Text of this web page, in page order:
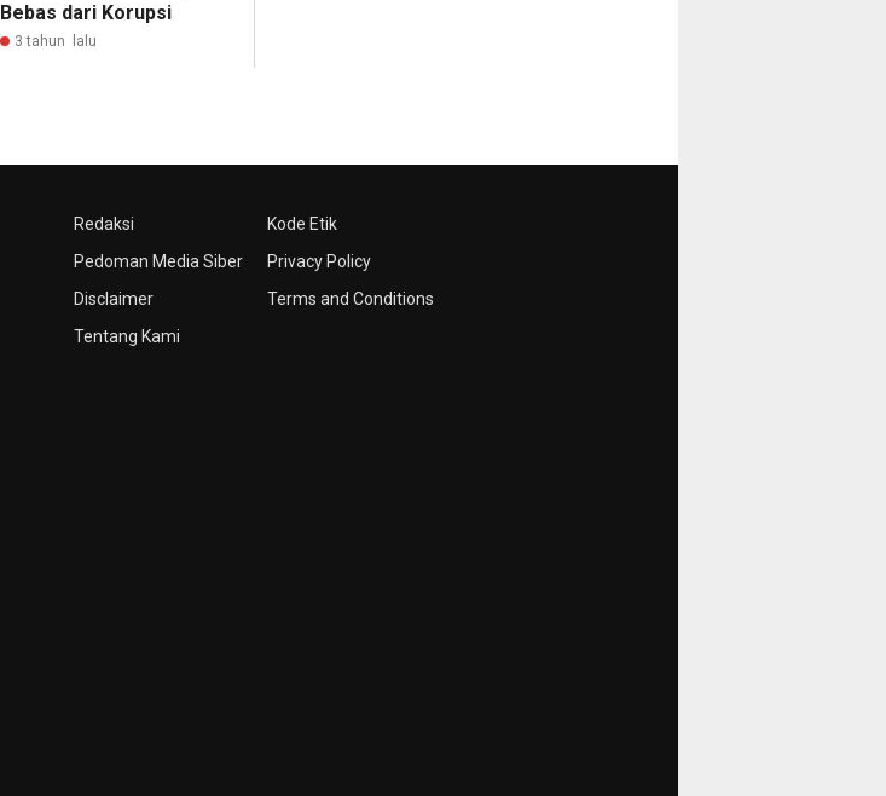
Bebas dari Korupsi
3 tahun lalu
Redaksi
Pedoman Media Siber
Disclaimer
Tentang Kami
Kode Etik
Privacy Policy
Terms and Conditions